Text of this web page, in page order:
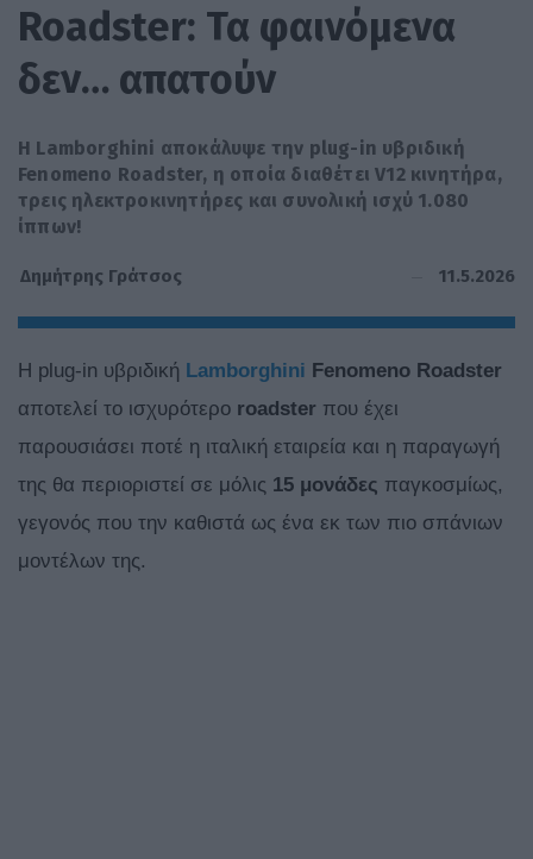
Roadster: Τα φαινόμενα
δεν… απατούν
Η Lamborghini αποκάλυψε την plug-in υβριδική
Fenomeno Roadster, η οποία διαθέτει V12 κινητήρα,
τρεις ηλεκτροκινητήρες και συνολική ισχύ 1.080
ίππων!
Δημήτρης Γράτσος 11.5.2026
Η plug-in υβριδική Lamborghini Fenomeno Roadster
αποτελεί το ισχυρότερο roadster που έχει
παρουσιάσει ποτέ η ιταλική εταιρεία και η παραγωγή
της θα περιοριστεί σε μόλις 15 μονάδες παγκοσμίως,
γεγονός που την καθιστά ως ένα εκ των πιο σπάνιων
μοντέλων της.